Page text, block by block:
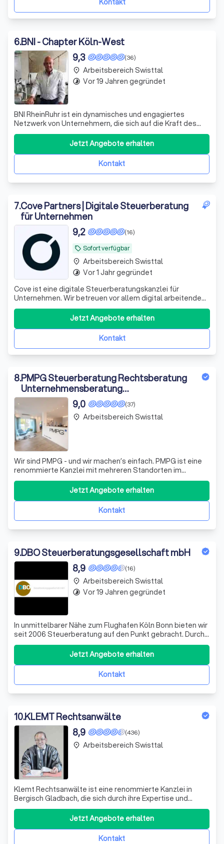
Kontakt
6.BNI - Chapter Köln-West
(36)
9,3
BNI RheinRuhr ist ein dynamisches und engagiertes
Netzwerk von Unternehmern, die sich auf die Kraft des
Empfehlungsmarketings verlassen. Wir sind stolz darauf,
eine Plattform zu sein, die Unternehmern hilft, ihr
Geschäft durch neue Kontakte und
Geschäftsempfehlungen zu erweitern. Unser Netzwerk
Kontakt
Jetzt Angebote erhalten
place Arbeitsbereich Swisttal
timelapse Vor 19 Jahren gegründet
7.Cove Partners | Digitale Steuerberatung
für Unternehmen
local_offer Sofort verfügbar
(16)
9,2
Cove ist eine digitale Steuerberatungskanzlei für
Unternehmen. Wir betreuen vor allem digital arbeitende
Kapitalgesellschaften – GmbH, UG und AG – mit laufender
Finanzbuchhaltung, Umsatzsteuervoranmeldungen,
Jahresabschlüssen, Steuererklärungen und
Lohnbuchhaltung. Unsere Arbeitsweise ist konsequen
Kontakt
Jetzt Angebote erhalten
place Arbeitsbereich Swisttal
timelapse Vor 1 Jahr gegründet
8.PMPG Steuerberatung Rechtsberatung
Unternehmensberatung
Wirtschaftsprüfung
(37)
9,0
Wir sind PMPG - und wir machen’s einfach. PMPG ist eine
renommierte Kanzlei mit mehreren Standorten im
Rheinland, in der Eifel, in Siegen und in Luxemburg. Mit
mehr als 330 Mitarbeitenden bündeln wir ein breit
gefächertes Experten-Know-how aus Steuerberatung,
Rechtsberatung, Unternehmensberatung un
Kontakt
Jetzt Angebote erhalten
place Arbeitsbereich Swisttal
9.DBO Steuerberatungsgesellschaft mbH
(16)
8,9
In unmittelbarer Nähe zum Flughafen Köln Bonn bieten wir
seit 2006 Steuerberatung auf den Punkt gebracht. Durch
Einsatz moderner Lösungen stellen wir Ihnen Ihr
persönliches Mandantenportal zur Verfügung, sodass Sie
jederzeit unabhängig von Ort und Zeit Zugriff auf Ihre
Daten haben.
Kontakt
Jetzt Angebote erhalten
place Arbeitsbereich Swisttal
timelapse Vor 19 Jahren gegründet
10.KLEMT Rechtsanwälte
(436)
8,9
Klemt Rechtsanwälte ist eine renommierte Kanzlei in
Bergisch Gladbach, die sich durch ihre Expertise und
langjährige Erfahrung auszeichnet. Unser Team besteht
aus den Rechtsanwälten Udo Klemt, Mercedes Ramona
Formes und Jens George, die sich durch ihre
Fachkompetenz und ihr Engagement für ihre Manda
Kontakt
Jetzt Angebote erhalten
place Arbeitsbereich Swisttal